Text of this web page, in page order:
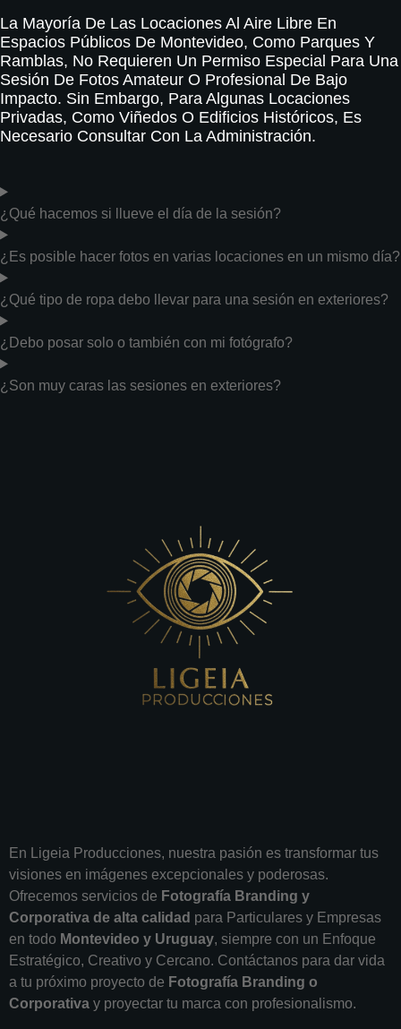
La Mayoría De Las Locaciones Al Aire Libre En
Espacios Públicos De Montevideo, Como Parques Y
Ramblas, No Requieren Un Permiso Especial Para Una
Sesión De Fotos Amateur O Profesional De Bajo
Impacto. Sin Embargo, Para Algunas Locaciones
Privadas, Como Viñedos O Edificios Históricos, Es
Necesario Consultar Con La Administración.
¿Qué hacemos si llueve el día de la sesión?
¿Es posible hacer fotos en varias locaciones en un mismo día?
¿Qué tipo de ropa debo llevar para una sesión en exteriores?
¿Debo posar solo o también con mi fotógrafo?
¿Son muy caras las sesiones en exteriores?
En Ligeia Producciones, nuestra pasión es transformar tus
visiones en imágenes excepcionales y poderosas.
Ofrecemos servicios de Fotografía Branding y
Corporativa de alta calidad para Particulares y Empresas
en todo Montevideo y Uruguay, siempre con un Enfoque
Estratégico, Creativo y Cercano. Contáctanos para dar vida
a tu próximo proyecto de Fotografía Branding o
Corporativa y proyectar tu marca con profesionalismo.